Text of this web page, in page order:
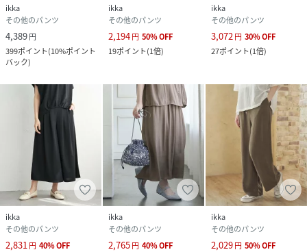
ikka
その他のパンツ
4,389円
399ポイント(10%ポイント
バック)
ikka
その他のパンツ
2,194円 50%OFF
19ポイント(1倍)
ikka
その他のパンツ
3,072円 30%OFF
27ポイント(1倍)
ikka
その他のパンツ
2,831円 40%OFF
ikka
その他のパンツ
2,765円 40%OFF
ikka
その他のパンツ
2,029円 50%OFF